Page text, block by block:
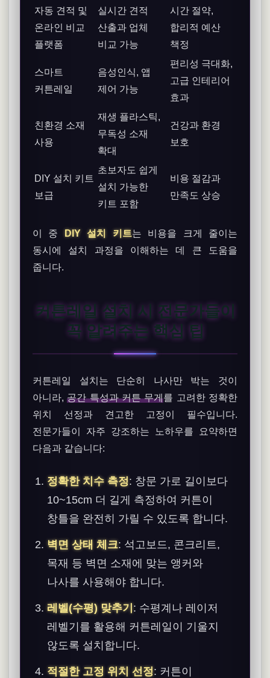
자동 견적 및
온라인 비교
플랫폼
실시간 견적
산출과 업체
비교 가능
시간 절약,
합리적 예산
책정
스마트
커튼레일
음성인식, 앱
제어 가능
편리성 극대화,
고급 인테리어
효과
친환경 소재
사용
재생 플라스틱,
무독성 소재
확대
건강과 환경
보호
DIY 설치 키트
보급
초보자도 쉽게
설치 가능한
키트 포함
비용 절감과
만족도 상승
이 중 DIY 설치 키트는 비용을 크게 줄이는
동시에 설치 과정을 이해하는 데 큰 도움을
줍니다.
커튼레일 설치 시 전문가들이
꼭 알려주는 핵심 팁
커튼레일 설치는 단순히 나사만 박는 것이
아니라,공간 특성과 커튼 무게를 고려한 정확한
위치 선정과 견고한 고정이 필수입니다.
전문가들이 자주 강조하는 노하우를 요약하면
다음과 같습니다:
정확한 치수 측정: 창문 가로 길이보다
10~15cm 더 길게 측정하여 커튼이
창틀을 완전히 가릴 수 있도록 합니다.
벽면 상태 체크: 석고보드, 콘크리트,
목재 등 벽면 소재에 맞는 앵커와
나사를 사용해야 합니다.
레벨(수평) 맞추기 : 수평계나 레이저
레벨기를 활용해 커튼레일이 기울지
않도록 설치합니다.
적절한 고정 위치 선정: 커튼이